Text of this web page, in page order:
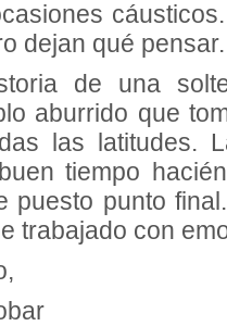
dejan qué pensar.
de una
aburrido que
las latitudes.
tiempo
puesto punto
trabajado con